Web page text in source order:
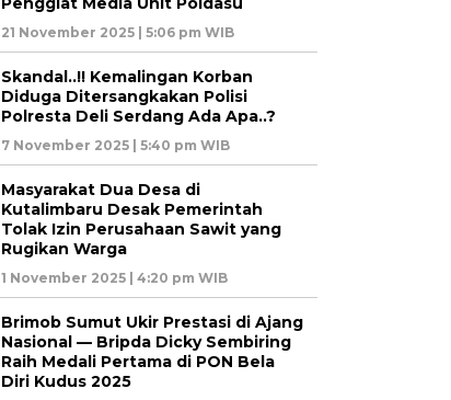
21 November 2025 | 5:06 pm WIB
Skandal..!! Kemalingan Korban
Diduga Ditersangkakan Polisi
Polresta Deli Serdang Ada Apa..?
7 November 2025 | 5:40 pm WIB
Masyarakat Dua Desa di
Kutalimbaru Desak Pemerintah
Tolak Izin Perusahaan Sawit yang
Rugikan Warga
1 November 2025 | 4:20 pm WIB
Brimob Sumut Ukir Prestasi di Ajang
Nasional — Bripda Dicky Sembiring
Raih Medali Pertama di PON Bela
Diri Kudus 2025